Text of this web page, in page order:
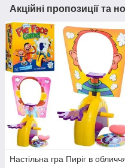
Акційні пропозиції та
Настільна гра Пиріг в